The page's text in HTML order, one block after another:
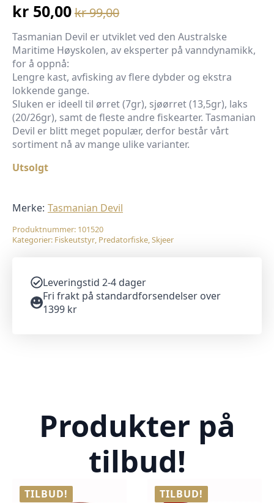
kr99,00
Opprinnelig
pris
var:
kr 99,00.
kr 50,00
Nåværende
pris
er:
kr 50,00.
Tasmanian Devil er utviklet ved den Australske
Maritime Høyskolen, av eksperter på vanndynamikk,
for å oppnå:
Lengre kast, avfisking av flere dybder og ekstra
lokkende gange.
Sluken er ideell til ørret (7gr), sjøørret (13,5gr), laks
(20/26gr), samt de fleste andre fiskearter. Tasmanian
Devil er blitt meget populær, derfor består vårt
sortiment nå av mange ulike varianter.
Utsolgt
Merke: Tasmanian Devil
Produktnummer: 101520
Kategorier: Fiskeutstyr, Predatorfiske,Skjeer
Leveringstid 2-4 dager
Fri frakt på standardforsendelser over
1399 kr
Produkter på
tilbud!
TILBUD! TILBUD!